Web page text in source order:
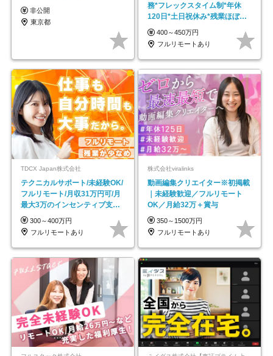
非公開
東京都
務*フレックスタイム制*年休
120日*土日祝休み*残業ほぼな
し*育児中社員8割以上
400～450万円
フルリモートあり
TDCX Japan株式会社
テクニカルサポート/未経験OK/
フルリモート/月収31万円可/月
最大3万のインセンティブ支給/
平均年齢33歳
300～400万円
フルリモートあり
株式会社viralinks
動画編集クリエイター※初掲載
｜未経験歓迎／フルリモート
OK／月給32万＋賞与
350～1500万円
フルリモートあり